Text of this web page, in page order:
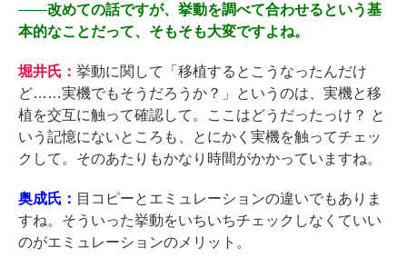
――改めての話ですが、挙動を調べて合わせるという基
本的なことだって、そもそも大変ですよね。
堀井氏： 挙動に関して「移植するとこうなったんだけ
ど……実機でもそうだろうか？」というのは、実機と移
植を交互に触って確認して。ここはどうだったっけ？ と
いう記憶にないところも、とにかく実機を触ってチェッ
クして。そのあたりもかなり時間がかかっていますね。
奥成氏： 目コピーとエミュレーションの違いでもありま
すね。そういった挙動をいちいちチェックしなくていい
のがエミュレーションのメリット。